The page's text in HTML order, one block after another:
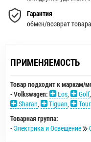
Гарантия
обмен/возврат
ПРИМЕНЯЕМОСТЬ
Товар подходит к маркам/
-Volkswagen: Eos, Golf,
Sharan, Tiguan,
Товарная группа:
- Электрика и Освещение